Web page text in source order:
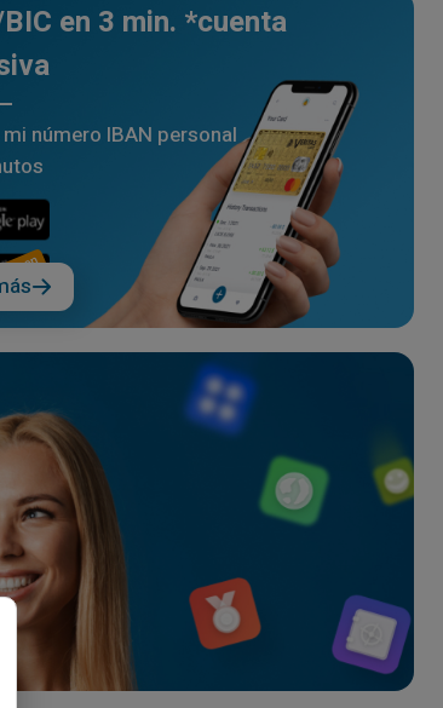
en 3 min. *cuenta
número IBAN personal